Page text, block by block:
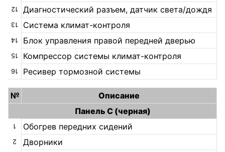
12 Диагностический разъем, датчик света/дождя
13 Система климат-контроля
14 Блок управления правой передней дверью
15 Компрессор системы климат-контроля
16 Ресивер тормозной системы
№
Описание
Панель С (черная)
1 Обогрев передних сидений
2 Дворники